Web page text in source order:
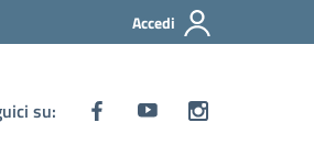
Accedi
su: